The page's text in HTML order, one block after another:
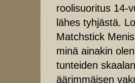
roolisuoritus 14-
lähes tyhjästä.
Matchstick
minä ainakin
tunteiden
äärimmäisen